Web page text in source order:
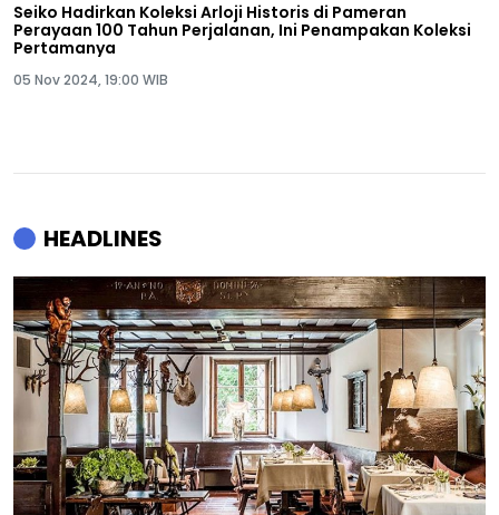
Seiko Hadirkan Koleksi Arloji Historis di Pameran
Perayaan 100 Tahun Perjalanan, Ini Penampakan Koleksi
Pertamanya
05 Nov 2024, 19:00 WIB
HEADLINES